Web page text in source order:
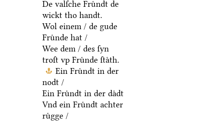
De valſche Fruͤndt de
wickt tho handt.
Wol einem / de gude
Fruͤnde hat /
Wee dem / des ſyn
troſt vp Fruͤnde ſtaͤth.
Ein Fruͤndt in der
nodt /
Ein Fruͤndt in der daͤdt
Vnd ein Fruͤndt achter
ruͤgge /